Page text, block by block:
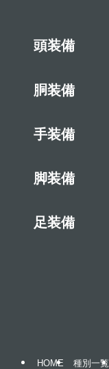
頭装備
胴装備
手装備
脚装備
足装備
HOME 種別一覧